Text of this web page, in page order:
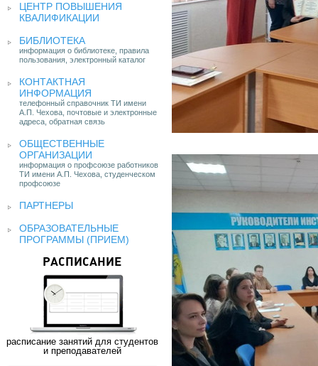
ЦЕНТР ПОВЫШЕНИЯ
КВАЛИФИКАЦИИ
БИБЛИОТЕКА
информация о библиотеке, правила
пользования, электронный каталог
КОНТАКТНАЯ
ИНФОРМАЦИЯ
телефонный справочник ТИ имени
А.П. Чехова, почтовые и электронные
адреса, обратная связь
ОБЩЕСТВЕННЫЕ
ОРГАНИЗАЦИИ
информация о профсоюзе работников
ТИ имени А.П. Чехова, студенческом
профсоюзе
ПАРТНЕРЫ
ОБРАЗОВАТЕЛЬНЫЕ
ПРОГРАММЫ (ПРИЕМ)
РАСПИСАНИЕ
расписание занятий для студентов
и преподавателей